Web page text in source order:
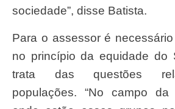
sociedade”, disse Batista.
Para o assessor é necessário também pensar
no princípio da equidade do
trata das questões
populações. “No campo da